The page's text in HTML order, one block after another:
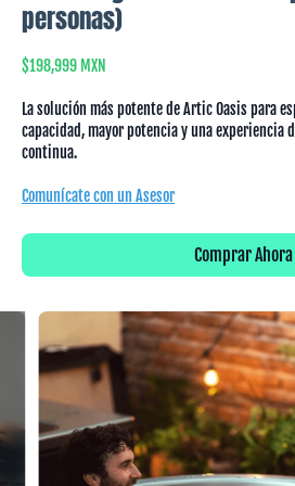
personas)
$198,999 MXN
La solución más potente de Artic Oasis para
capacidad, mayor potencia y una experiencia
continua.
Comunícate con un Asesor
Comprar Ahora
Slide 1 of 5